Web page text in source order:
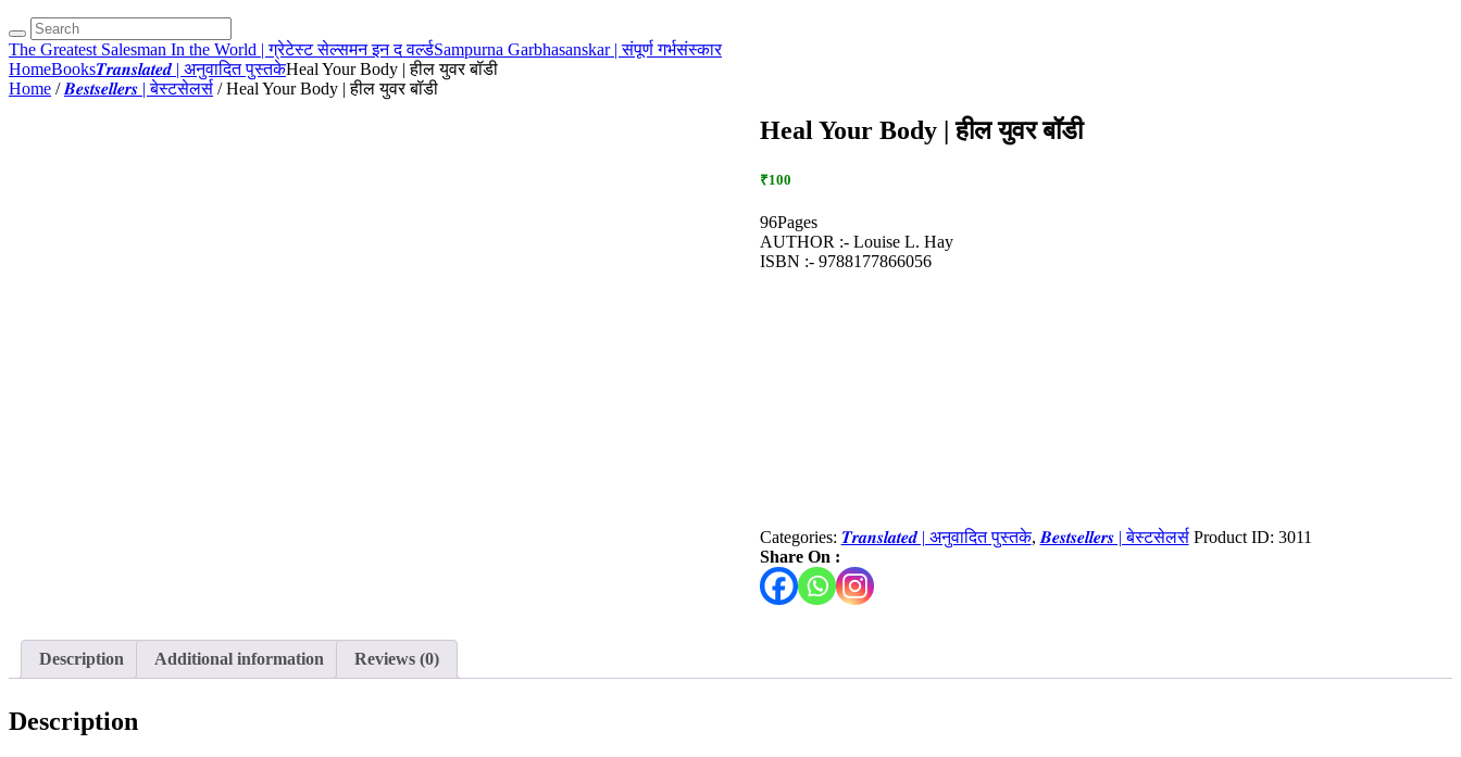
The Greatest Salesman In the World | ग्रेटेस्ट सेल्समन इन द वर्ल्डSampurna Garbhasanskar | संपूर्ण गर्भसंस्कार
HomeBooks𝑻𝒓𝒂𝒏𝒔𝒍𝒂𝒕𝒆𝒅 | अनुवादित पुस्तकेHeal Your Body | हील युवर बॉडी
Home /𝑩𝒆𝒔𝒕𝒔𝒆𝒍𝒍𝒆𝒓𝒔 | बेस्टसेलर्स / Heal Your Body | हील युवर बॉडी
Heal Your Body | हील युवर बॉडी
₹100
96Pages
AUTHOR :- Louise L. Hay
ISBN :- 9788177866056
Categories: 𝑻𝒓𝒂𝒏𝒔𝒍𝒂𝒕𝒆𝒅 | अनुवादित पुस्तके, 𝑩𝒆𝒔𝒕𝒔𝒆𝒍𝒍𝒆𝒓𝒔 | बेस्टसेलर्स Product ID: 3011
Share On :
Description Additional information Reviews (0)
Description